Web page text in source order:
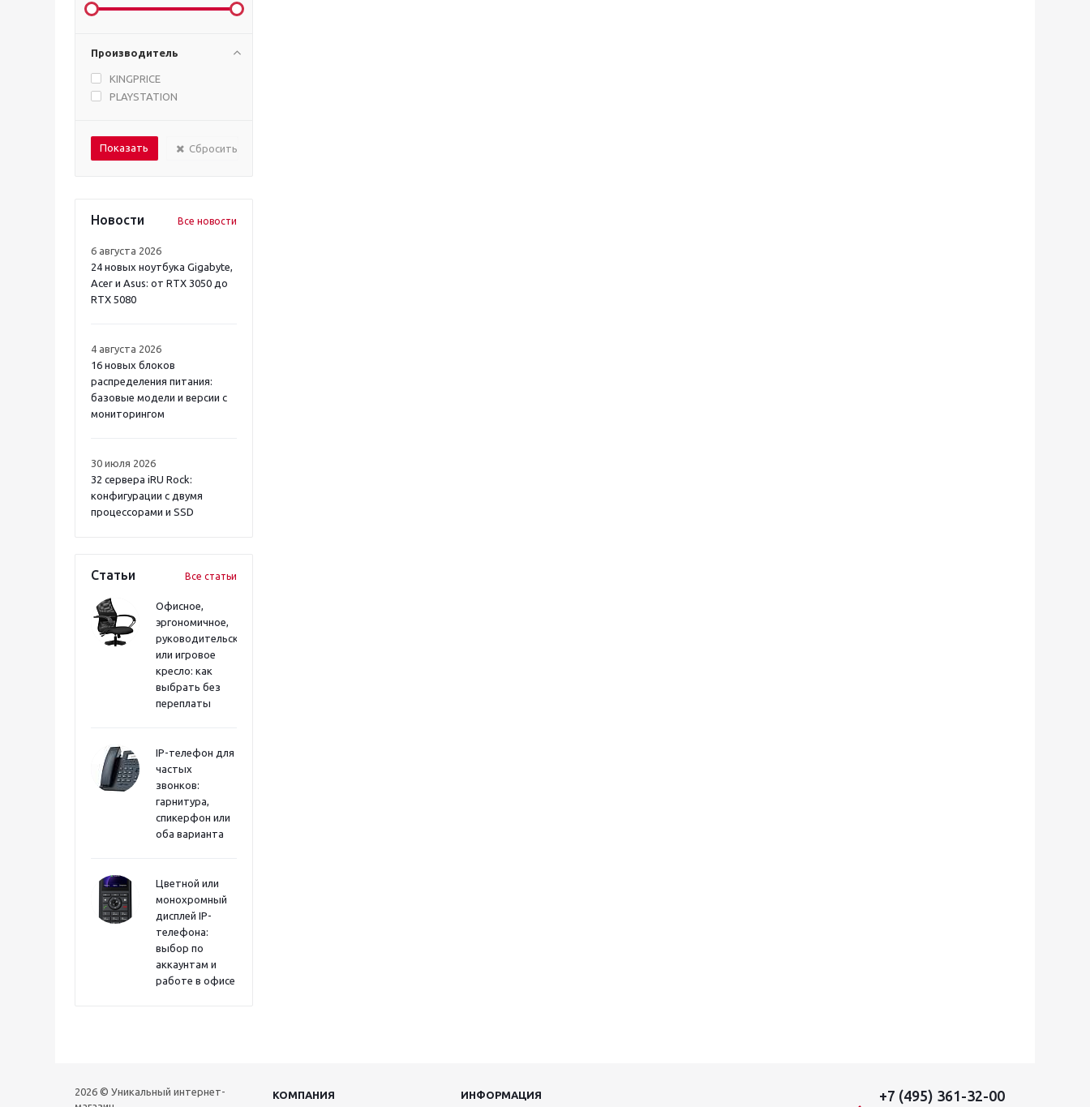
Производитель
KINGPRICE
PLAYSTATION
Сбросить
Новости Все новости
6 августа 2026
24 новых ноутбука Gigabyte,
Acer и Asus: от RTX 3050 до
RTX 5080
4 августа 2026
16 новых блоков
распределения питания:
базовые модели и версии с
мониторингом
30 июля 2026
32 сервера iRU Rock:
конфигурации с двумя
процессорами и SSD
Статьи Все статьи
Офисное,
эргономичное,
руководительское
или игровое
кресло: как
выбрать без
переплаты
IP-телефон для
частых
звонков:
гарнитура,
спикерфон или
оба варианта
Цветной или
монохромный
дисплей IP-
телефона:
выбор по
аккаунтам и
работе в офисе
2026 © Уникальный интернет-
КОМПАНИЯ ИНФОРМАЦИЯ +7 (495) 361-32-00